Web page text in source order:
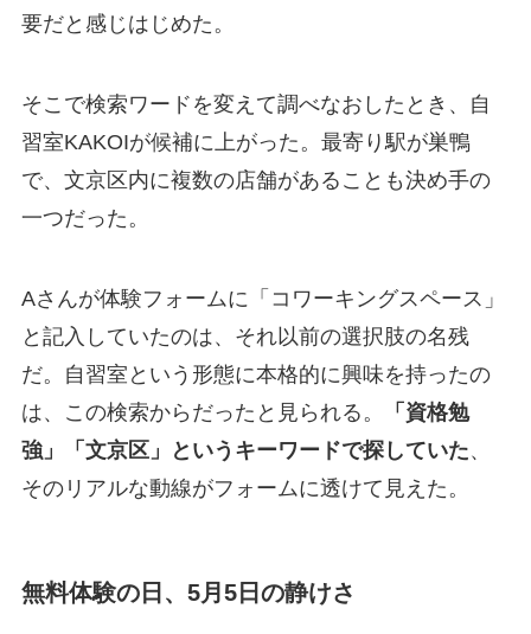
要だと感じはじめた。
そこで検索ワードを変えて調べなおしたとき、自
習室KAKOIが候補に上がった。最寄り駅が巣鴨
で、文京区内に複数の店舗があることも決め手の
一つだった。
Aさんが体験フォームに「コワーキングスペース」
と記入していたのは、それ以前の選択肢の名残
だ。自習室という形態に本格的に興味を持ったの
は、この検索からだったと見られる。
「資格勉
強」「文京区」というキーワードで探していた、
そのリアルな動線がフォームに透けて見えた。
無料体験の日、5月5日の静けさ